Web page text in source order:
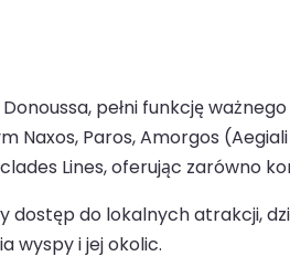
pełni funkcję
Paros, Amorgos
Lines, oferując zarówno
dostęp do lokalnych atrakcji,
wyspy i jej okolic.